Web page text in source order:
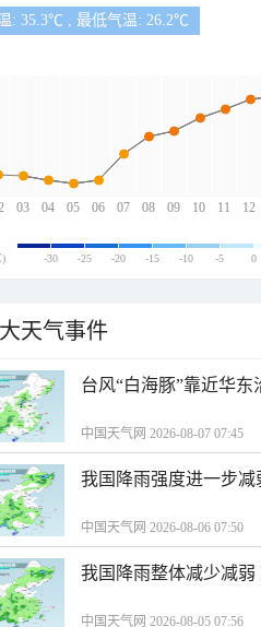
: 35.3℃ , 最低气温: 26.2℃
03 04 05 06 07 08 09 10 11 12
-30 -25 -20 -15 -10 -5 0
天气事件
台风“白海豚”靠近华
中国天气网 2026-08-07 07:45
我国降雨强度进一步
中国天气网 2026-08-06 07:50
我国降雨整体减少减
中国天气网 2026-08-05 07:56